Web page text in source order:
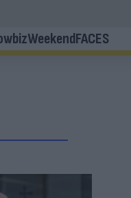
WeekendFACES